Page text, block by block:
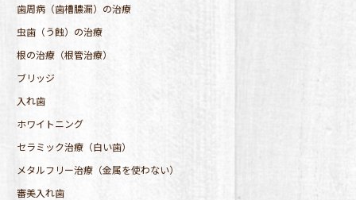
歯周病（歯槽膿漏）の治療
虫歯（う蝕）の治療
根の治療（根管治療）
ブリッジ
入れ歯
ホワイトニング
セラミック治療（白い歯）
メタルフリー治療（金属を使わない）
審美入れ歯